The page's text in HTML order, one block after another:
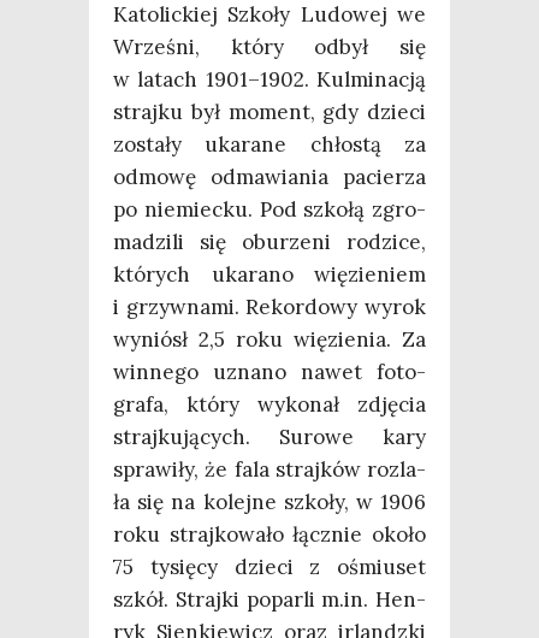
Kato­lic­kiej Szko­ły Ludo­wej we
Wrze­śni, któ­ry odbył się
w latach 1901–1902. Kul­mi­na­cją
straj­ku był moment, gdy dzie­ci
zosta­ły uka­ra­ne chło­stą za
odmo­wę odma­wia­nia pacie­rza
po nie­miec­ku. Pod szko­łą zgro­
ma­dzi­li się obu­rze­ni rodzi­ce,
któ­rych uka­ra­no wię­zie­niem
i grzyw­na­mi. Rekor­do­wy wyrok
wyniósł 2,5 roku wię­zie­nia. Za
win­ne­go uzna­no nawet foto­
gra­fa, któ­ry wyko­nał zdję­cia
straj­ku­ją­cych. Suro­we kary
spra­wi­ły, że fala straj­ków roz­la­
ła się na kolej­ne szko­ły, w 1906
roku straj­ko­wa­ło łącz­nie oko­ło
75 tysię­cy dzie­ci z ośmiu­set
szkół. Straj­ki popar­li m.in. Hen­
ryk Sien­kie­wicz oraz irlandz­ki